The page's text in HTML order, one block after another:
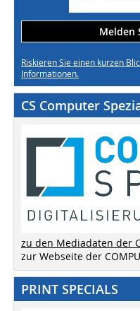
Melden
Riskieren Sie einen kurzen
Informationen.
CS Computer
zu den Mediadaten der
zur Webseite der
PRINT SPECIALS